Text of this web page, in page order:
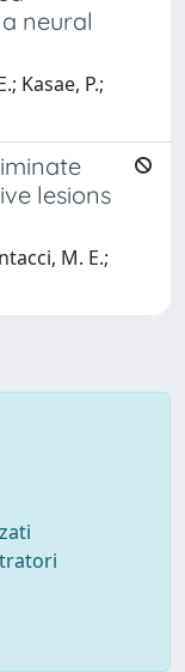
neural
Kasae, P.;
lesions
M. E.;